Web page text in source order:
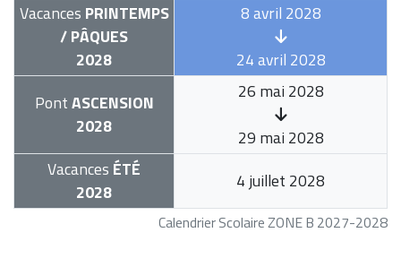
Calendrier Scolaire ZONE B 2027-2028
Vacances PRINTEMPS
/ PÂQUES
2028
8 avril 2028
24 avril 2028
PontASCENSION
2028
26 mai 2028
29 mai 2028
Vacances ÉTÉ
2028
4 juillet 2028